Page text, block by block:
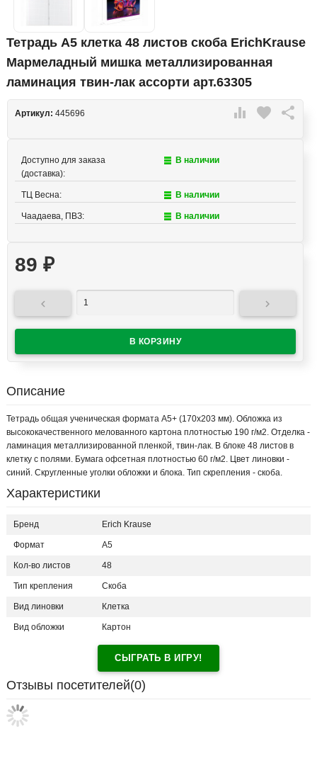
Тетрадь А5 клетка 48 листов скоба ErichKrause
Мармеладный мишка металлизированная
ламинация твин-лак ассорти арт.63305
 favorite 
Артикул: 445696
Доступно для заказа
(доставка):
В наличии
ТЦ Весна: В наличии
Чаадаева, ПВЗ: В наличии
89 ₽
 
Описание
Тетрадь общая ученическая формата А5+ (170х203 мм). Обложка из
высококачественного мелованного картона плотностью 190 г/м2. Отделка -
ламинация металлизированной пленкой, твин-лак. В блоке 48 листов в
клетку с полями. Бумага офсетная плотностью 60 г/м2. Цвет линовки -
синий. Скругленные уголки обложки и блока. Тип скрепления - скоба.
Характеристики
Бренд Erich Krause
Формат А5
Кол-во листов 48
Тип крепления Скоба
Вид линовки Клетка
Вид обложки Картон
СЫГРАТЬ В ИГРУ!
Отзывы посетителей(0)